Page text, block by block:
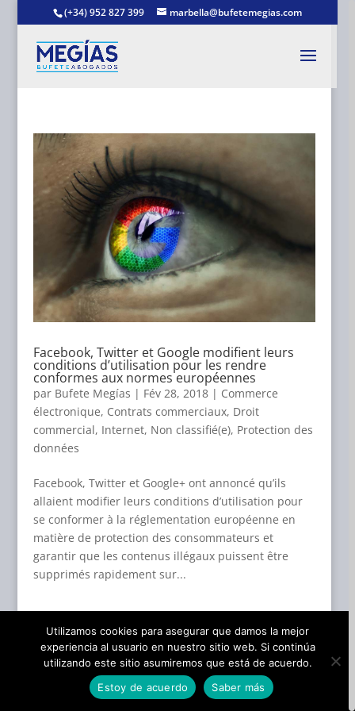
(+34) 952 827 399 marbella@bufetemegias.com
Facebook, Twitter et Google modifient leurs
conditions d’utilisation pour les rendre
conformes aux normes européennes
par Bufete Megías | Fév 28, 2018| Commerce
électronique, Contrats commerciaux, Droit
commercial, Internet, Non classifié(e), Protection des
données
Facebook, Twitter et Google+ ont annoncé qu’ils
allaient modifier leurs conditions d’utilisation pour
se conformer à la réglementation européenne en
matière de protection des consommateurs et
garantir que les contenus illégaux puissent être
supprimés rapidement sur...
Articles récents
Une société qui acquiert une autre société n’est pas
Utilizamos cookies para asegurar que damos la mejor
experiencia al usuario en nuestro sitio web. Si continúa
utilizando este sitio asumiremos que está de acuerdo.
Estoy de acuerdo
Saber más